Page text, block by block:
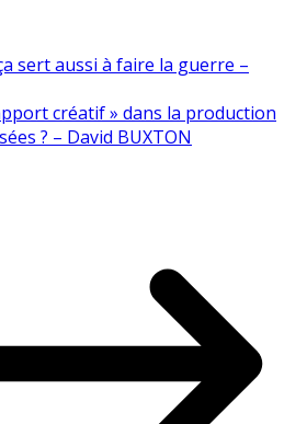
sert aussi à faire la guerre –
créatif » dans la production
? – David BUXTON